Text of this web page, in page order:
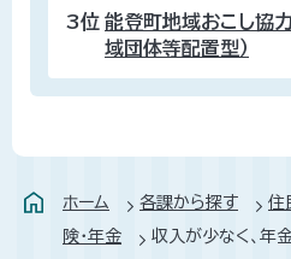
3位 能登町地域おこし協
域団体等配置型）
ホーム 各課から探す 住
険・年金
収入が少なく、年